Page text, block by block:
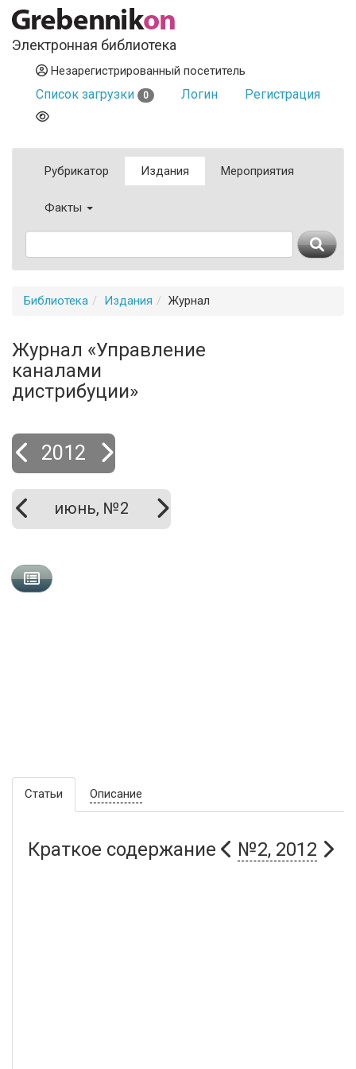
Электронная библиотека
Незарегистрированный посетитель
Список загрузки 0 Логин Регистрация
Рубрикатор Издания Мероприятия
Факты
Библиотека Издания Журнал
Журнал «Управление
каналами
дистрибуции»
2012
июнь, №2
Статьи Описание
Краткое содержание №2, 2012